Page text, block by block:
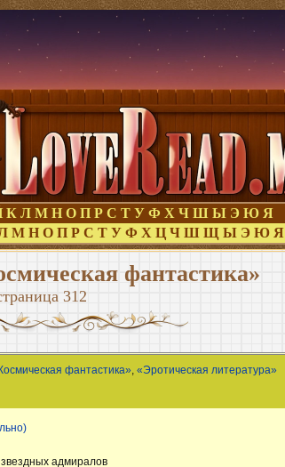
К Л М Н О П Р С Т У Ф Х Ч Ш Ы Э Ю Я
М Н О П Р С Т У Ф Х Ц Ч Ш Щ Ы Э Ю Я
фантастика»
312
фантастика»,«Эротическая литература»
адмиралов